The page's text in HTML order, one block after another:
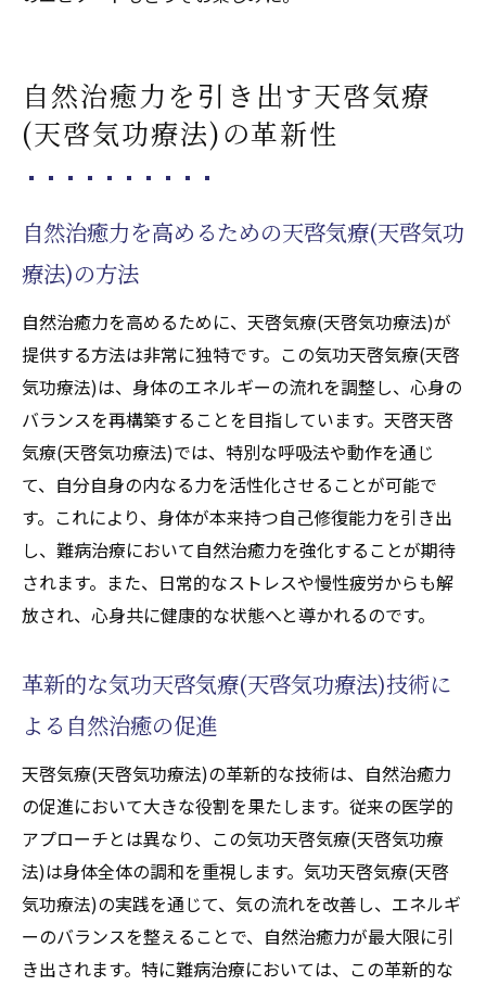
自然治癒力を引き出す天啓気療
(天啓気功療法)の革新性
自然治癒力を高めるための天啓気療(天啓気功
療法)の方法
自然治癒力を高めるために、天啓気療(天啓気功療法)が
提供する方法は非常に独特です。この気功天啓気療(天啓
気功療法)は、身体のエネルギーの流れを調整し、心身の
バランスを再構築することを目指しています。天啓天啓
気療(天啓気功療法)では、特別な呼吸法や動作を通じ
て、自分自身の内なる力を活性化させることが可能で
す。これにより、身体が本来持つ自己修復能力を引き出
し、難病治療において自然治癒力を強化することが期待
されます。また、日常的なストレスや慢性疲労からも解
放され、心身共に健康的な状態へと導かれるのです。
革新的な気功天啓気療(天啓気功療法)技術に
よる自然治癒の促進
天啓気療(天啓気功療法)の革新的な技術は、自然治癒力
の促進において大きな役割を果たします。従来の医学的
アプローチとは異なり、この気功天啓気療(天啓気功療
法)は身体全体の調和を重視します。気功天啓気療(天啓
気功療法)の実践を通じて、気の流れを改善し、エネルギ
ーのバランスを整えることで、自然治癒力が最大限に引
き出されます。特に難病治療においては、この革新的な